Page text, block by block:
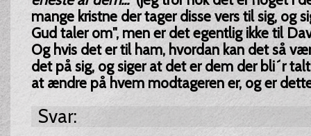
mange kristne der tager disse vers til sig, og
Gud taler om", men er det egentlig ikke til
Og hvis det er til ham, hvordan kan det så
det på sig, og siger at det er dem der bli´r
at ændre på hvem modtageren er, og er
Svar: